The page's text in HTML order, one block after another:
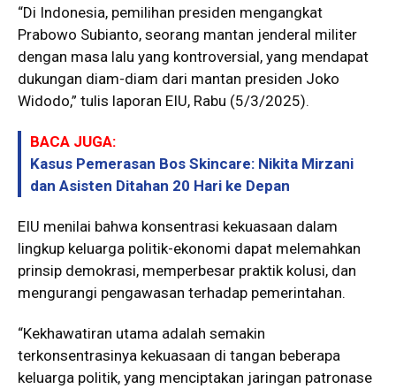
“Di Indonesia, pemilihan presiden mengangkat
Prabowo Subianto, seorang mantan jenderal militer
dengan masa lalu yang kontroversial, yang mendapat
dukungan diam-diam dari mantan presiden Joko
Widodo,” tulis laporan EIU, Rabu (5/3/2025).
BACA JUGA:
Kasus Pemerasan Bos Skincare: Nikita Mirzani
dan Asisten Ditahan 20 Hari ke Depan
EIU menilai bahwa konsentrasi kekuasaan dalam
lingkup keluarga politik-ekonomi dapat melemahkan
prinsip demokrasi, memperbesar praktik kolusi, dan
mengurangi pengawasan terhadap pemerintahan.
“Kekhawatiran utama adalah semakin
terkonsentrasinya kekuasaan di tangan beberapa
keluarga politik, yang menciptakan jaringan patronase